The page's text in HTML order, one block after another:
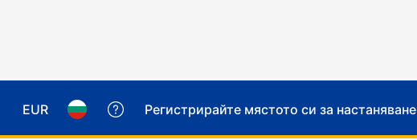
EUR Регистрирайте мястото си за настаняване